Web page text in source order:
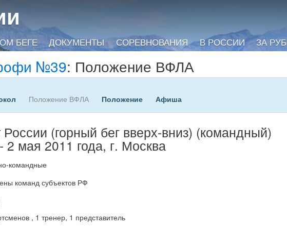
БЕГЕ ДОКУМЕНТЫ СОРЕВНОВАНИЯ В РОССИИ ЗА
№39: Положение ВФЛА
Положение ВФЛА Положение Афиша
(горный бег вверх-вниз) (командный)
2 мая 2011 года, г. Москва
командные
команд субъектов РФ
, 1 тренер, 1 представитель